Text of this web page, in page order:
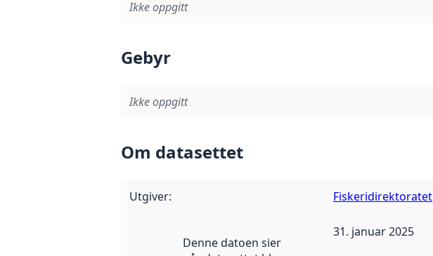
Ikke oppgitt
Gebyr
Ikke oppgitt
Om datasettet
Utgiver: Fiskeridirektoratet
Denne datoen sier
31. januar 2025